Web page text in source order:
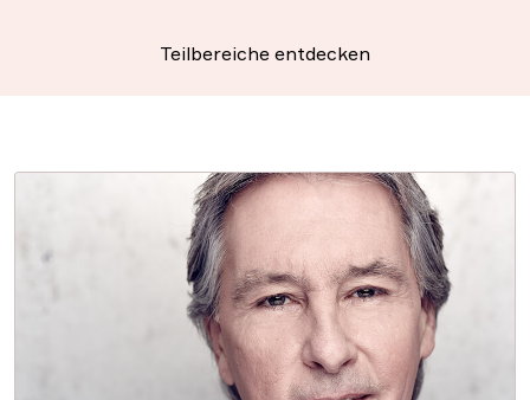
Teilbereiche entdecken